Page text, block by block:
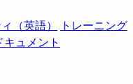
（英語）
トレーニング
キュメント